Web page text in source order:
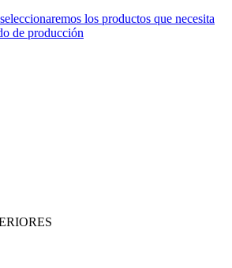
los productos que necesita
de producción